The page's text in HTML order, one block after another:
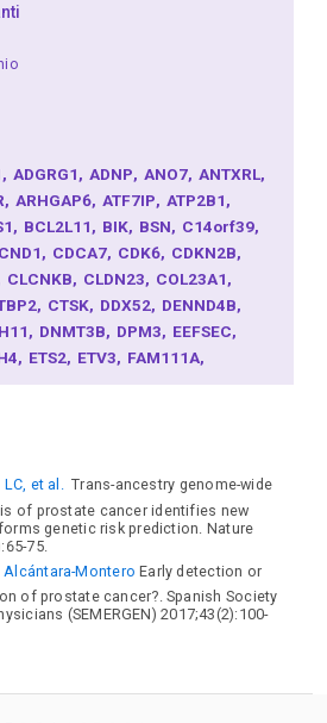
ADGRG1 ADNP ANO7 ANTXRL
ARHGAP6 ATF7IP ATP2B1
BCL2L11 BIK BSN C14orf39
CDCA7 CDK6 CDKN2B
CLCNKB CLDN23 COL23A1
CTSK DDX52 DENND4B
DNMT3B DPM3 EEFSEC
ETS2 ETV3 FAM111A
FERMT2 FGFR2 FOXC1 FOXP4
KLK15 KLK3 KRT8 LAMC1
MAML3 MAP3K1 MARCHF8
MDFIC2 MDM4
MPHOSPH6 MSMB MYCN
MYOCD NAA38 NCEH1
OTX1 PARPBP PAX9
RFX6 RGS17 RGS5 RNLS
LC, et al. Trans-ancestry genome-wide
of prostate cancer identifies new
genetic risk prediction. Nature
75.
Alcántara-Montero Early detection or
of prostate cancer?. Spanish Society
(SEMERGEN) 2017;43(2):100-